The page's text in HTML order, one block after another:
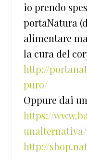
io prendo
portaNatura
alimentare
la cura del
http://
puro/
Oppure dai
https://
unalternativa/
http://